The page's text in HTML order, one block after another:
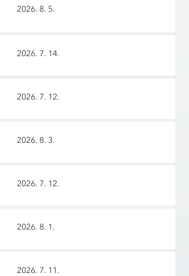
2026. 8. 5.
2026. 7. 14.
2026. 7. 12.
2026. 8. 3.
2026. 7. 12.
2026. 8. 1.
2026. 7. 11.